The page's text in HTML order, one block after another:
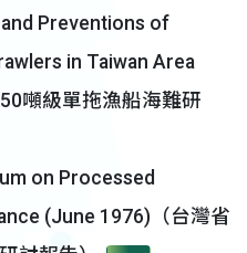
Preventions of
in Taiwan Area
噸級單拖漁船海難研
on Processed
(June 1976)（台灣省